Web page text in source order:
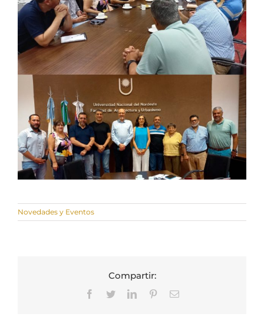
Novedades y Eventos
Compartir:
Facebook
TwitterLinkedInPinterestCorreo